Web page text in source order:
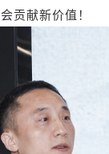
贡献新价值！